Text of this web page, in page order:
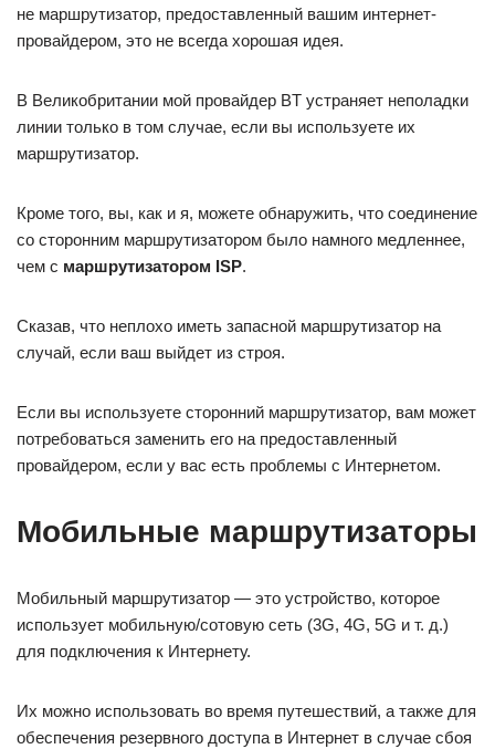
не маршрутизатор, предоставленный вашим интернет-
провайдером, это не всегда хорошая идея.
В Великобритании мой провайдер BT устраняет неполадки
линии только в том случае, если вы используете их
маршрутизатор.
Кроме того, вы, как и я, можете обнаружить, что соединение
со сторонним маршрутизатором было намного медленнее,
чем с маршрутизатором ISP.
Сказав, что неплохо иметь запасной маршрутизатор на
случай, если ваш выйдет из строя.
Если вы используете сторонний маршрутизатор, вам может
потребоваться заменить его на предоставленный
провайдером, если у вас есть проблемы с Интернетом.
Мобильные маршрутизаторы
Мобильный маршрутизатор — это устройство, которое
использует мобильную/сотовую сеть (3G, 4G, 5G и т. д.)
для подключения к Интернету.
Их можно использовать во время путешествий, а также для
обеспечения резервного доступа в Интернет в случае сбоя